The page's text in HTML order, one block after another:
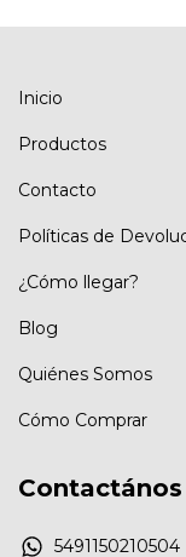
Inicio
Productos
Contacto
Políticas de
¿Cómo llegar?
Blog
Quiénes Somos
Cómo Comprar
Contactános
5491150210504